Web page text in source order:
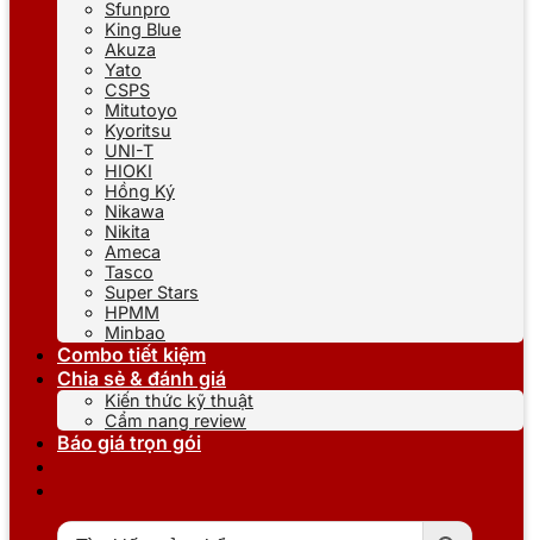
Sfunpro
King Blue
Akuza
Yato
CSPS
Mitutoyo
Kyoritsu
UNI-T
HIOKI
Hồng Ký
Nikawa
Nikita
Ameca
Tasco
Super Stars
HPMM
Minbao
Combo tiết kiệm
Chia sẻ & đánh giá
Kiến thức kỹ thuật
Cẩm nang review
Báo giá trọn gói